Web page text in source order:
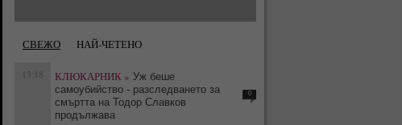
СВЕЖО НАЙ-ЧЕТЕНО
13:18 КЛЮКАРНИК » Уж беше
самоубийство - разследването за
смъртта на Тодор Славков
продължава
0